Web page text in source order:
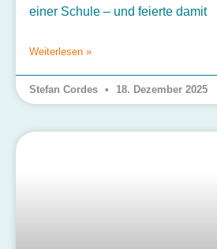
einer Schule – und feierte damit
Weiterlesen »
Stefan Cordes 18. Dezember 2025